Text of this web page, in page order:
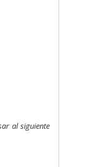
al siguiente